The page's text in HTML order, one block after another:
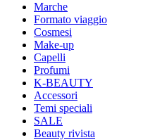
Marche
Formato viaggio
Cosmesi
Make-up
Capelli
Profumi
K-BEAUTY
Accessori
Temi speciali
SALE
Beauty rivista